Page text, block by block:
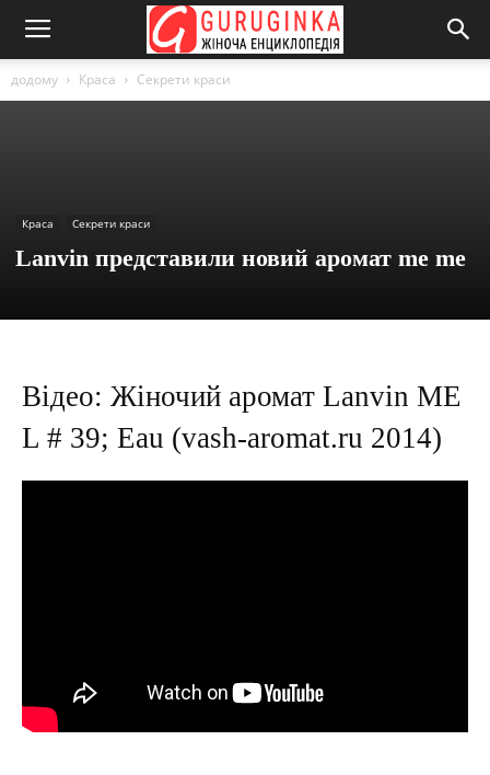
додому Краса Секрети краси
Краса Секрети краси
Lanvin представили новий аромат me me
Відео: Жіночий аромат Lanvin ME
L # 39; Eau (vash-aromat.ru 2014)